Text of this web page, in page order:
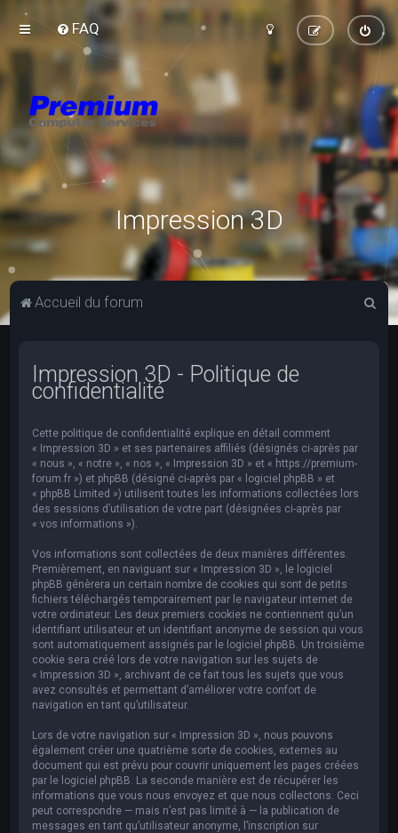
FAQ
Impression 3D
Accueil du forum
Impression 3D - Politique de
confidentialité
Cette politique de confidentialité explique en détail comment
« Impression 3D » et ses partenaires affiliés (désignés ci-après par
« nous », « notre », « nos », « Impression 3D » et « https://premium-
forum.fr ») et phpBB (désigné ci-après par « logiciel phpBB » et
« phpBB Limited ») utilisent toutes les informations collectées lors
des sessions d’utilisation de votre part (désignées ci-après par
« vos informations »).
Vos informations sont collectées de deux manières différentes.
Premièrement, en naviguant sur « Impression 3D », le logiciel
phpBB génèrera un certain nombre de cookies qui sont de petits
fichiers téléchargés temporairement par le navigateur internet de
votre ordinateur. Les deux premiers cookies ne contiennent qu’un
identifiant utilisateur et un identifiant anonyme de session qui vous
sont automatiquement assignés par le logiciel phpBB. Un troisième
cookie sera créé lors de votre navigation sur les sujets de
« Impression 3D », archivant de ce fait tous les sujets que vous
avez consultés et permettant d’améliorer votre confort de
navigation en tant qu’utilisateur.
Lors de votre navigation sur « Impression 3D », nous pouvons
également créer une quatrième sorte de cookies, externes au
document qui est prévu pour couvrir uniquement les pages créées
par le logiciel phpBB. La seconde manière est de récupérer les
informations que vous nous envoyez et que nous collectons. Ceci
peut correspondre — mais n’est pas limité à — la publication de
messages en tant qu’utilisateur anonyme, l’inscription sur